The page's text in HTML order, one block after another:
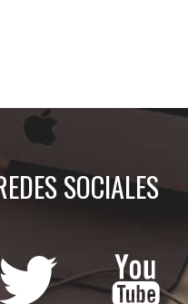
SOCIALES